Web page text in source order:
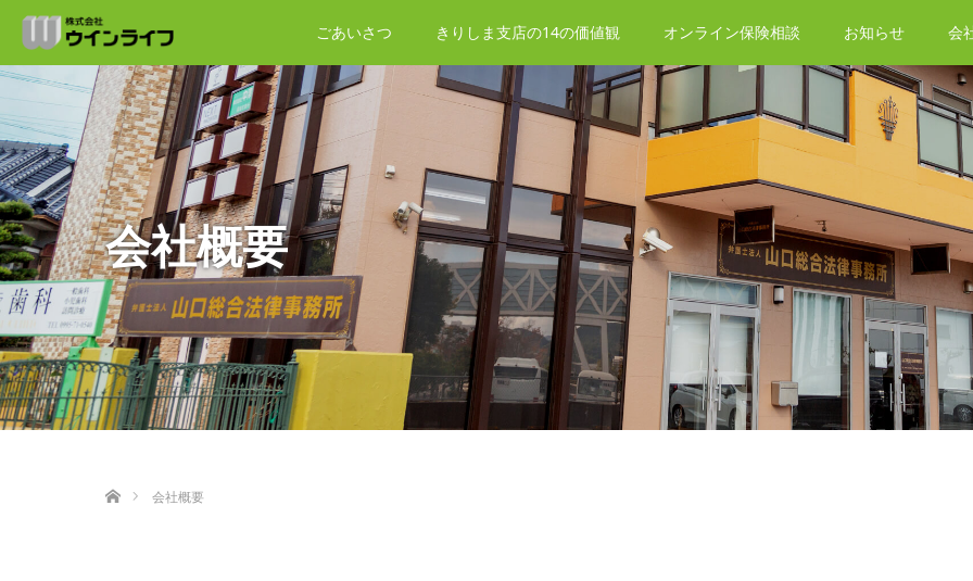
ごあいさつ きりしま支店の14の価値観 オンライン保険相談 お知らせ 会
会社概要
会社概要